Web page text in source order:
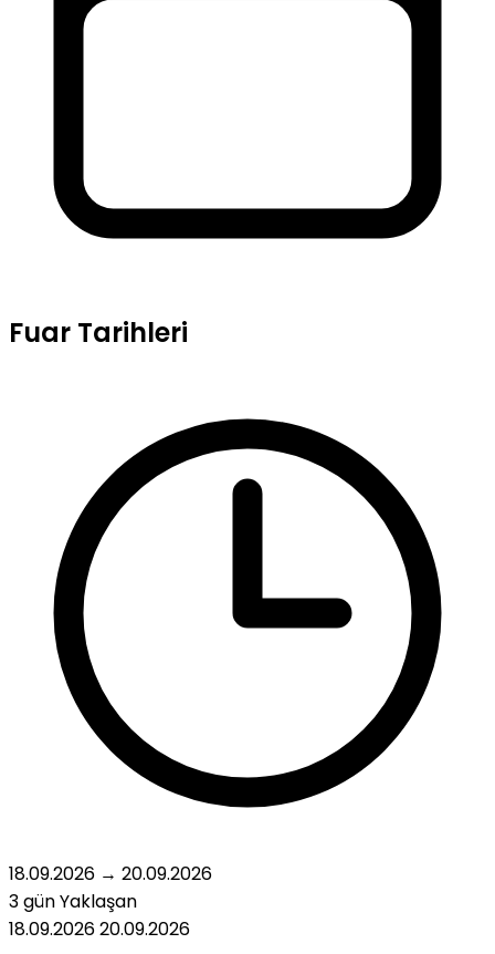
Fuar Tarihleri
18.09.2026 → 20.09.2026
3 günYaklaşan
18.09.202620.09.2026